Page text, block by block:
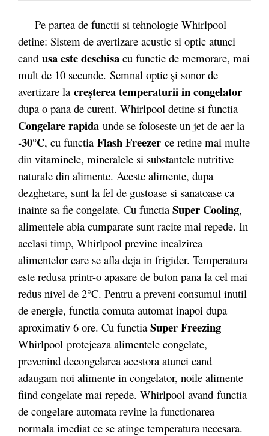
Pe partea de functii si tehnologie Whirlpool
detine: Sistem de avertizare acustic si optic atunci
cand usa este deschisa cu functie de memorare, mai
mult de 10 secunde. Semnal optic şi sonor de
avertizare la creşterea temperaturii in congelator
dupa o pana de curent. Whirlpool detine si functia
Congelare rapida unde se foloseste un jet de aer la
-30°C, cu functia Flash Freezer ce retine mai multe
din vitaminele, mineralele si substantele nutritive
naturale din alimente. Aceste alimente, dupa
dezghetare, sunt la fel de gustoase si sanatoase ca
inainte sa fie congelate. Cu functia Super Cooling,
alimentele abia cumparate sunt racite mai repede. In
acelasi timp, Whirlpool previne incalzirea
alimentelor care se afla deja in frigider. Temperatura
este redusa printr-o apasare de buton pana la cel mai
redus nivel de 2°C. Pentru a preveni consumul inutil
de energie, functia comuta automat inapoi dupa
aproximativ 6 ore. Cu functia Super Freezing
Whirlpool protejeaza alimentele congelate,
prevenind decongelarea acestora atunci cand
adaugam noi alimente in congelator, noile alimente
fiind congelate mai repede. Whirlpool avand functia
de congelare automata revine la functionarea
normala imediat ce se atinge temperatura necesara.